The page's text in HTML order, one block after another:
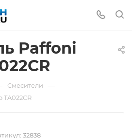
Paffoni
Смесители —
TA022CR
32838